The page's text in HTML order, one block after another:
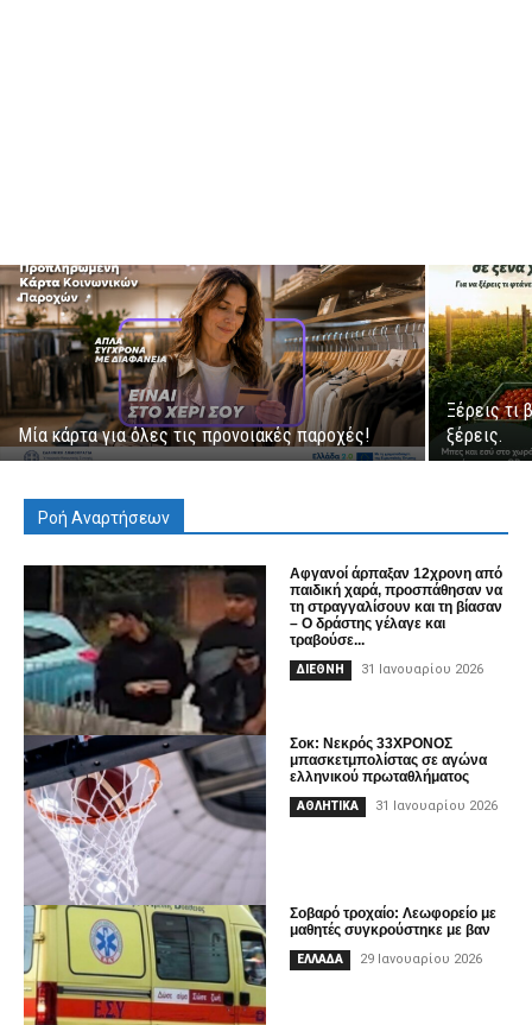
Μία κάρτα για όλες τις προνοιακές παροχές!
Ξέρεις τι
ξέρεις.
Ροή Αναρτήσεων
Αφγανοί άρπαξαν 12χρονη από
παιδική χαρά, προσπάθησαν να
τη στραγγαλίσουν και τη βίασαν
– Ο δράστης γέλαγε και
τραβούσε...
ΔΙΕΘΝΗ 31 Ιανουαρίου 2026
Σοκ: Νεκρός 33ΧΡΟΝΟΣ
μπασκετμπολίστας σε αγώνα
ελληνικού πρωταθλήματος
ΑΘΛΗΤΙΚΑ 31 Ιανουαρίου 2026
Σοβαρό τροχαίο: Λεωφορείο με
μαθητές συγκρούστηκε με βαν
ΕΛΛΑΔΑ 29 Ιανουαρίου 2026